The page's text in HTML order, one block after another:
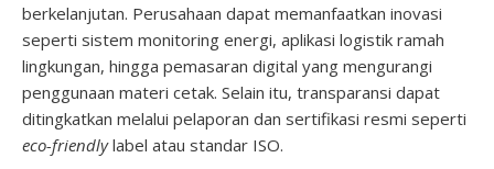
berkelanjutan. Perusahaan dapat memanfaatkan inovasi
seperti sistem monitoring energi, aplikasi logistik ramah
lingkungan, hingga pemasaran digital yang mengurangi
penggunaan materi cetak. Selain itu, transparansi dapat
ditingkatkan melalui pelaporan dan sertifikasi resmi seperti
eco-friendlylabel atau standar ISO.